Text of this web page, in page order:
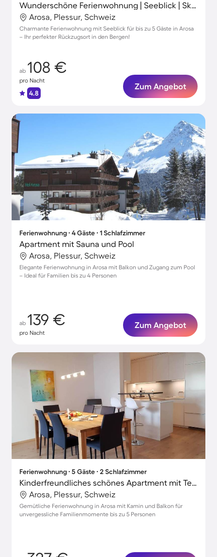
Wunderschöne Ferienwohnung | Seeblick | Skifahren in der Nähe
Arosa, Plessur, Schweiz
Charmante Ferienwohnung mit Seeblick für bis zu 5 Gäste in Arosa
– Ihr perfekter Rückzugsort in den Bergen!
ab 108 €
pro Nacht
4.8
Zum Angebot
Ferienwohnung ∙ 4 Gäste ∙ 1 Schlafzimmer
Apartment mit Sauna und Pool
Arosa, Plessur, Schweiz
Elegante Ferienwohnung in Arosa mit Balkon und Zugang zum Pool
– Ideal für Familien bis zu 4 Personen
ab 139 €
pro Nacht
Zum Angebot
Ferienwohnung ∙ 5 Gäste ∙ 2 Schlafzimmer
Kinderfreundliches schönes Apartment mit Terrasse
Arosa, Plessur, Schweiz
Gemütliche Ferienwohnung in Arosa mit Kamin und Balkon für
unvergessliche Familienmomente bis zu 5 Personen